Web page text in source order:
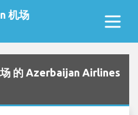
机场
的 Azerbaijan Airlines